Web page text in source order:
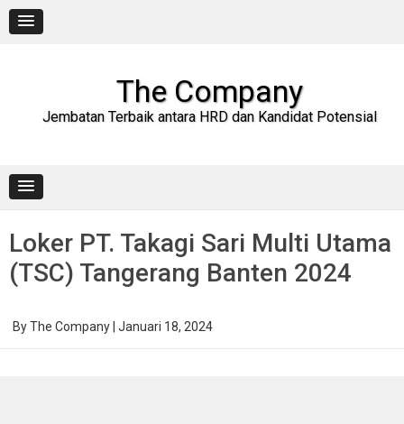
content
The Company
Jembatan Terbaik antara HRD dan Kandidat Potensial
Loker PT. Takagi Sari Multi Utama
(TSC) Tangerang Banten 2024
ByThe Company Januari 18, 2024